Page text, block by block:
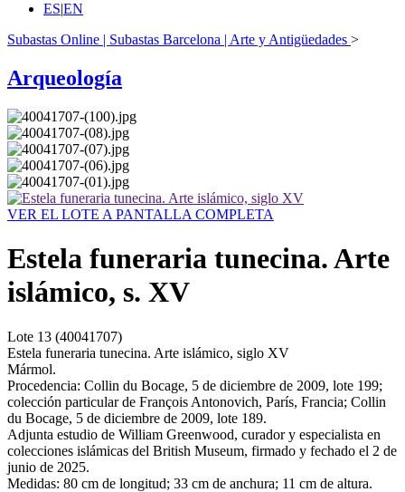
ES|EN
Subastas Online | Subastas Barcelona | Arte y Antigüedades >
Arqueología
VER EL LOTE A PANTALLA COMPLETA
Estela funeraria tunecina. Arte
islámico, s. XV
Lote 13 (40041707)
Estela funeraria tunecina. Arte islámico, siglo XV
Mármol.
Procedencia: Collin du Bocage, 5 de diciembre de 2009, lote 199;
colección particular de François Antonovich, París, Francia; Collin
du Bocage, 5 de diciembre de 2009, lote 189.
Adjunta estudio de William Greenwood, curador y especialista en
colecciones islámicas del British Museum, firmado y fechado el 2 de
junio de 2025.
Medidas: 80 cm de longitud; 33 cm de anchura; 11 cm de altura.